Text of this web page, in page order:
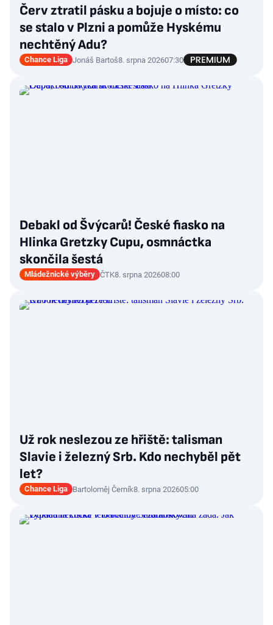
Červ ztratil pásku a bojuje o místo: co
se stalo v Plzni a pomůže Hyskému
nechtěný Adu?
Chance Liga Jonáš Bartoš8. srpna 202607:30
Debakl od Švýcarů! České fiasko na
Hlinka Gretzky Cupu, osmnáctka
skončila šestá
Mládežnické výběry ČTK8. srpna 202608:00
Už rok neslezou ze hřiště: talisman
Slavie i železný Srb. Kdo nechyběl pět
let?
Chance Liga Bartoloměj Černík8. srpna 202605:00